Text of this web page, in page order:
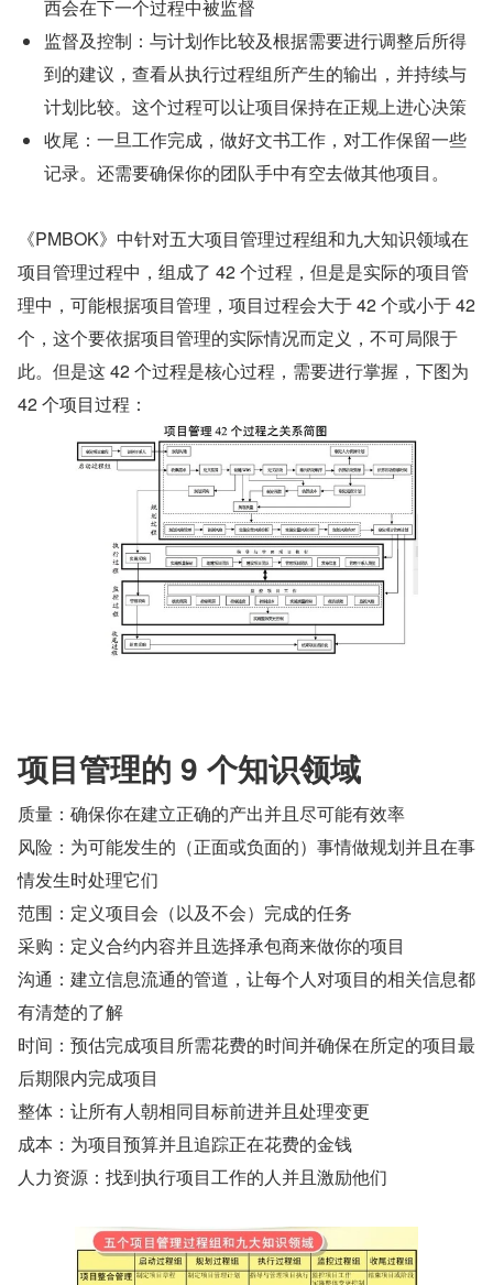
西会在下一个过程中被监督
监督及控制：与计划作比较及根据需要进行调整后所得
到的建议，查看从执行过程组所产生的输出，并持续与
计划比较。这个过程可以让项目保持在正规上进心决策
收尾：一旦工作完成，做好文书工作，对工作保留一些
记录。还需要确保你的团队手中有空去做其他项目。
《PMBOK》中针对五大项目管理过程组和九大知识领域在
项目管理过程中，组成了 42 个过程，但是是实际的项目管
理中，可能根据项目管理，项目过程会大于 42 个或小于 42
个，这个要依据项目管理的实际情况而定义，不可局限于
此。但是这 42 个过程是核心过程，需要进行掌握，下图为
42 个项目过程：
项目管理的 9 个知识领域
质量：确保你在建立正确的产出并且尽可能有效率
风险：为可能发生的（正面或负面的）事情做规划并且在事
情发生时处理它们
范围：定义项目会（以及不会）完成的任务
采购：定义合约内容并且选择承包商来做你的项目
沟通：建立信息流通的管道，让每个人对项目的相关信息都
有清楚的了解
时间：预估完成项目所需花费的时间并确保在所定的项目最
后期限内完成项目
整体：让所有人朝相同目标前进并且处理变更
成本：为项目预算并且追踪正在花费的金钱
人力资源：找到执行项目工作的人并且激励他们